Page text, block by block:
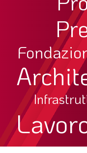
LA
SPECIALE